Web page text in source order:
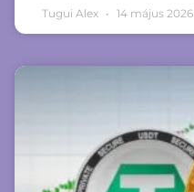
Tugui Alex 14 május 2026